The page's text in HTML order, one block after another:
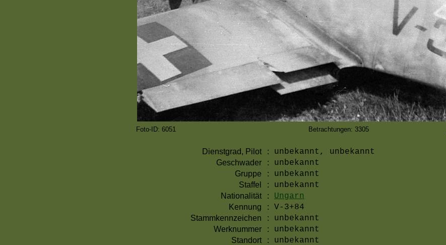
Foto-ID: 6051 Betrachtungen: 3305
Dienstgrad, Pilot : unbekannt, unbekannt
Geschwader : unbekannt
Gruppe : unbekannt
Staffel : unbekannt
Nationalität : Ungarn
Kennung : V-3+84
Stammkennzeichen : unbekannt
Werknummer : unbekannt
Standort : unbekannt